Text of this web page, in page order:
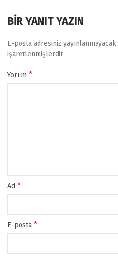
BIR YANIT YAZIN
E-posta adresiniz yayınlanmayacak.
işaretlenmişlerdir
Yorum *
Ad *
E-posta *